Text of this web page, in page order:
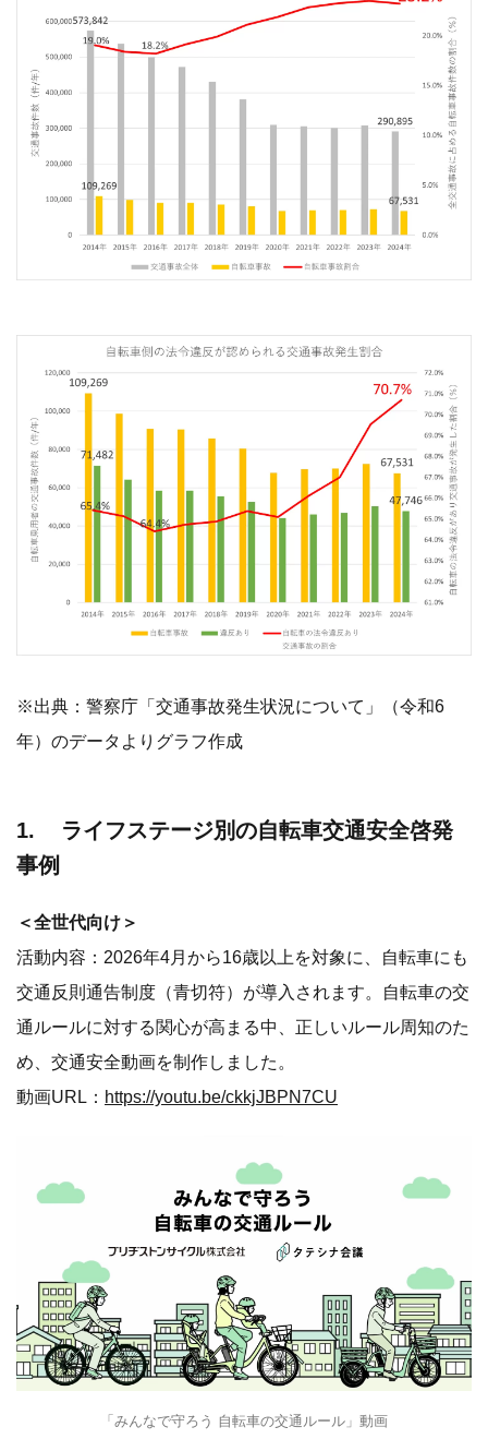
※出典：警察庁「交通事故発生状況について」（令和6
年）のデータよりグラフ作成
1. ライフステージ別の自転車交通安全啓発
事例
＜全世代向け＞
活動内容：2026年4月から16歳以上を対象に、自転車にも
交通反則通告制度（青切符）が導入されます。自転車の交
通ルールに対する関心が高まる中、正しいルール周知のた
め、交通安全動画を制作しました。
動画URL： https://youtu.be/ckkjJBPN7CU
「みんなで守ろう 自転車の交通ルール」動画